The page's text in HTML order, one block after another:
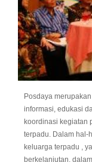
Posdaya
informasi, edukasi
koordinasi kegiatan
terpadu. Dalam hal-
keluarga terpadu ,
berkelanjutan,